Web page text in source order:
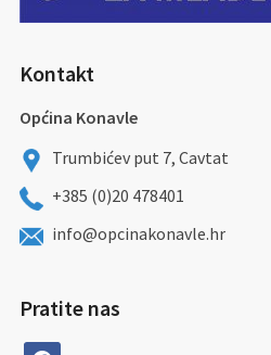
Kontakt
Općina Konavle
Trumbićev put 7, Cavtat
+385 (0)20 478401
info@opcinakonavle.hr
Pratite nas